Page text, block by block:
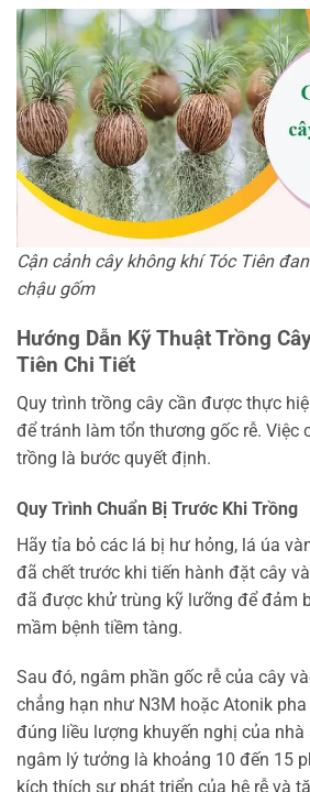
Cận cảnh cây không khí Tóc Tiên
chậu gốm
Hướng Dẫn Kỹ Thuật Trồng
Tiên Chi Tiết
Quy trình trồng cây cần được thực
để tránh làm tổn thương gốc rễ. Việc
trồng là bước quyết định.
Quy Trình Chuẩn Bị Trước Khi Trồng
Hãy tỉa bỏ các lá bị hư hỏng, lá úa
đã chết trước khi tiến hành đặt cây
đã được khử trùng kỹ lưỡng để đảm
mầm bệnh tiềm tàng.
Sau đó, ngâm phần gốc rễ của cây
chẳng hạn như N3M hoặc Atonik
đúng liều lượng khuyến nghị của
ngâm lý tưởng là khoảng 10 đến 15
kích thích sự phát triển của hệ rễ và